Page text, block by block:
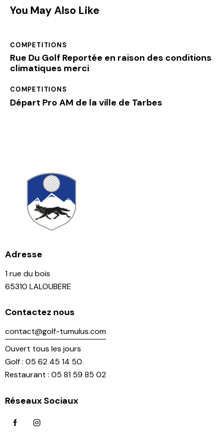
You May Also Like
COMPETITIONS
Rue Du Golf Reportée en raison des conditions
climatiques merci
COMPETITIONS
Départ Pro AM de la ville de Tarbes
Adresse
1 rue du bois
65310 LALOUBERE
Contactez nous
contact@golf-tumulus.com
Ouvert tous les jours
Golf : 05 62 45 14 50
Restaurant : 05 81 59 85 02
Réseaux Sociaux